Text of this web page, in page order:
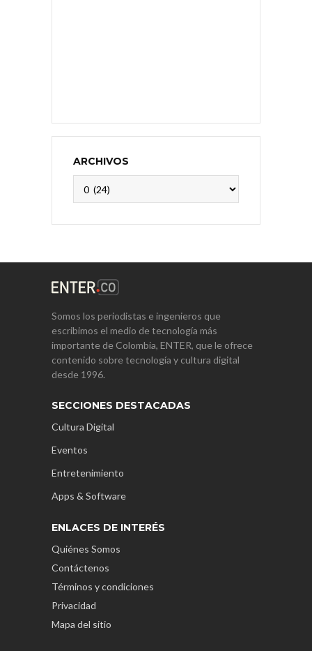
ARCHIVOS
Somos los periodistas e ingenieros que
escribimos el medio de tecnología más
importante de Colombia, ENTER, que le ofrece
contenido sobre tecnología y cultura digital
desde 1996.
SECCIONES DESTACADAS
Cultura Digital
Eventos
Entretenimiento
Apps & Software
ENLACES DE INTERÉS
Quiénes Somos
Contáctenos
Términos y condiciones
Privacidad
Mapa del sitio